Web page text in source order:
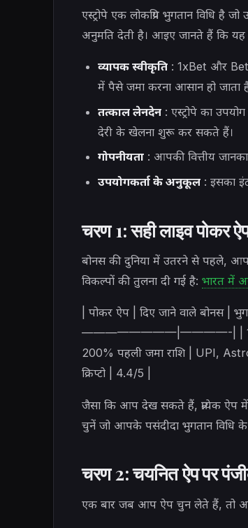
एस्ट्रोपे एक लोकप्रिय भुगतान विधि
अनुमति देती है। आइए जानते हैं कि यह
व्यापक स्वीकृति: 1xBet और
में पैसे जमा करना आसान हो जाता
तत्काल लेनदेन: एस्ट्रोपे का
देरी के खेलना शुरू कर सकते हैं।
गोपनीयता: आपकी वित्तीय
उपयोगकर्ता के अनुकूल: इसका
चरण 1: सही लाइव पोकर
बोनस की दुनिया में उतरने से पहले,
विकल्पों की तुलना दी गई है: भारत में
| पोकर ऐप | दिए जाने वाले
————————|————-| | 1xBet |
200% पहली जमा राशि | UPI,
क्रिप्टो | 4.4/5 |
जैसा कि आप देख सकते हैं, प्रत्येक ऐप में
चुनें जो आपके पसंदीदा भुगतान विधि के
चरण 2: चयनित ऐप पर
एक बार जब आप ऐप चुन लेते हैं, तो